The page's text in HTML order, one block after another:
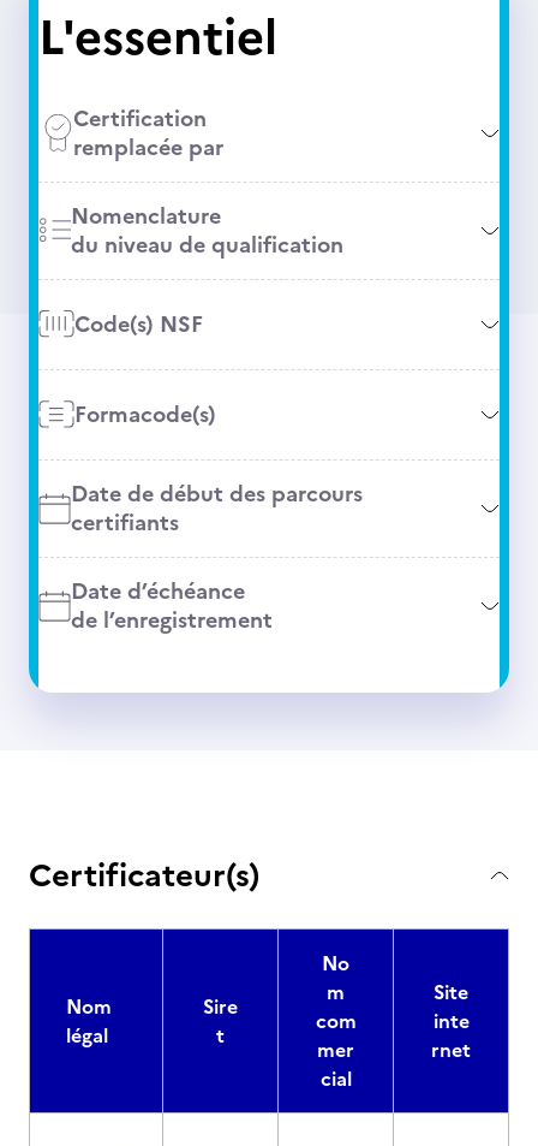
L'essentiel
Certification
remplacée par
Nomenclature
du niveau de qualification
Code(s) NSF
Formacode(s)
Date de début des parcours
certifiants
Date d’échéance
de l’enregistrement
Certificateur(s)
Nom
légal
Sire
t
No
m
com
mer
cial
Site
inte
rnet